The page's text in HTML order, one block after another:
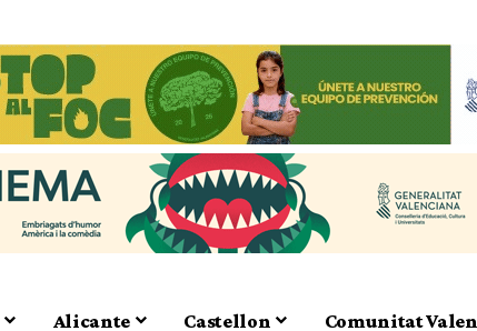
Alicante Castellon Comunitat